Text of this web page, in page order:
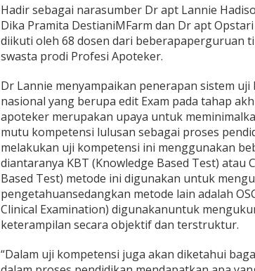
Hadir sebagai narasumber Dr apt Lannie
Dika Pramita DestianiMFarm dan Dr apt
diikuti oleh 68 dosen dari beberapaperguruan
swasta prodi Profesi Apoteker.
Dr Lannie menyampaikan penerapan sistem uji
nasional yang berupa edit Exam pada tahap
apoteker merupakan upaya untuk
mutu kompetensi lulusan sebagai proses
melakukan uji kompetensi ini menggunakan
diantaranya KBT (Knowledge Based Test) atau
Based Test) metode ini digunakan untuk
pengetahuansedangkan metode lain adalah
Clinical Examination) digunakanuntuk
keterampilan secara objektif dan terstruktur.
“Dalam uji kompetensi juga akan diketahui
Jagatara Indonesia Siap